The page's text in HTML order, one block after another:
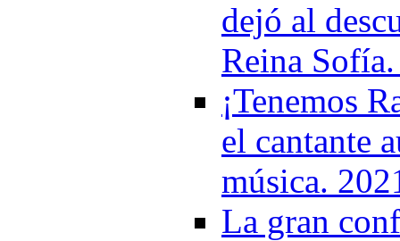
dejó al
Reina
¡Tenemos
el cantante
música.
La gran